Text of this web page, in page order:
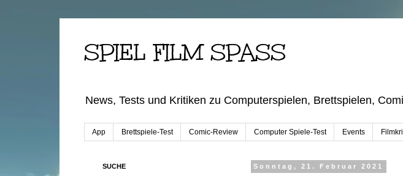
SPIEL FILM SPASS
News, Tests und Kritiken zu Computerspielen, Brettspielen,
App Brettspiele-Test Comic-Review Computer Spiele-Test Events
Sonntag, 21. Februar 2021
SUCHE